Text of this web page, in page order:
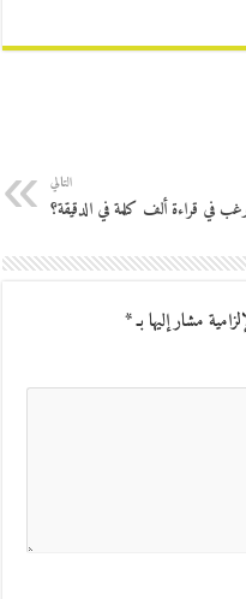
التالي
في قراءة ألف كلمة في الدقيقة؟
مشار إليها بـ*